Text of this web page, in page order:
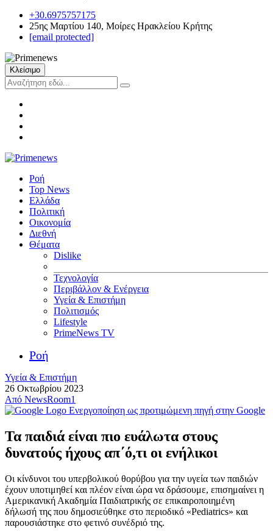
+30.6975757175
25ης Μαρτίου 140, Μοίρες Ηρακλείου Κρήτης
[email protected]
Κλείσιμο
Ροή
Top News
Ελλάδα
Πολιτική
Οικονομία
Διεθνή
Θέματα
Dislike
Τεχνολογία
Περιβάλλον & Ενέργεια
Υγεία & Επιστήμη
Πολιτισμός
Lifestyle
PrimeNews TV
Ροή
Υγεία & Επιστήμη
26 Οκτωβρίου 2023
Από NewsRoom1
Ενεργοποίηση ως προτιμώμενη πηγή στην Google
Τα παιδιά είναι πιο ευάλωτα στους
δυνατούς ήχους απ΄ό,τι οι ενήλικοι
Οι κίνδυνοι του υπερβολικού θορύβου για την υγεία των παιδιών
έχουν υποτιμηθεί και πλέον είναι ώρα να δράσουμε, επισημαίνει η
Αμερικανική Ακαδημία Παιδιατρικής σε επικαιροποιημένη
δήλωσή της που δημοσιεύθηκε στο περιοδικό «Pediatrics» και
παρουσιάστηκε στο φετινό συνέδριό της.